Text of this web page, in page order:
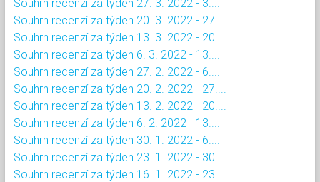
Souhrn recenzí za týden 27. 3. 2022 - 3....
Souhrn recenzí za týden 20. 3. 2022 - 27....
Souhrn recenzí za týden 13. 3. 2022 - 20....
Souhrn recenzí za týden 6. 3. 2022 - 13....
Souhrn recenzí za týden 27. 2. 2022 - 6....
Souhrn recenzí za týden 20. 2. 2022 - 27....
Souhrn recenzí za týden 13. 2. 2022 - 20....
Souhrn recenzí za týden 6. 2. 2022 - 13....
Souhrn recenzí za týden 30. 1. 2022 - 6....
Souhrn recenzí za týden 23. 1. 2022 - 30....
Souhrn recenzí za týden 16. 1. 2022 - 23....